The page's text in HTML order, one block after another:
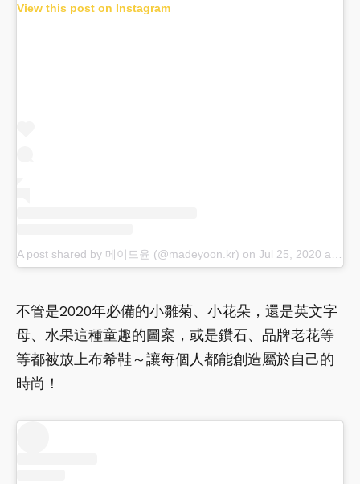
View this post on Instagram
A post shared by 메이드윤 (@madeyoon.kr) on Jul 25, 2020 at 10:42pm PDT
不管是2020年必備的小雛菊、小花朵，還是英文字
母、水果這種童趣的圖案，或是鑽石、品牌老花等
等都被放上布希鞋～讓每個人都能創造屬於自己的
時尚！